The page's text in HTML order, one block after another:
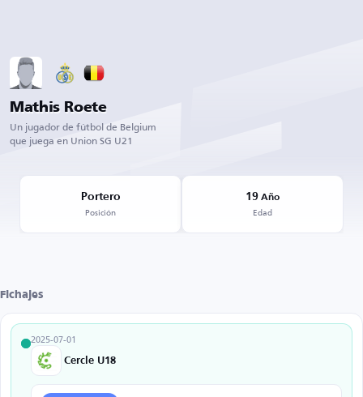
Mathis Roete
Un jugador de fútbol de Belgium
que juega en Union SG U21
Portero
Posición
19 Año
Edad
Fichajes
2025-07-01
Cercle U18